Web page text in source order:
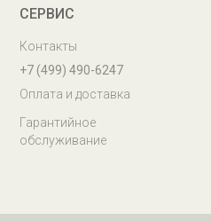
СЕРВИС
Контакты
+7 (499) 490-6247
Оплата и доставка
Гарантийное
обслуживание